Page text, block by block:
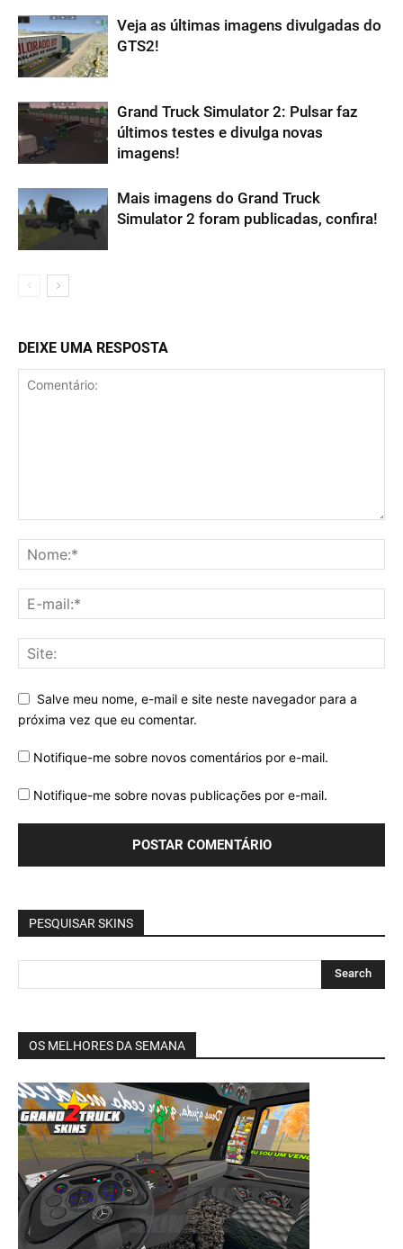
Veja as últimas imagens divulgadas do
GTS2!
Grand Truck Simulator 2: Pulsar faz
últimos testes e divulga novas
imagens!
Mais imagens do Grand Truck
Simulator 2 foram publicadas, confira!
DEIXE UMA RESPOSTA
Salve meu nome, e-mail e site neste navegador para a
próxima vez que eu comentar.
Notifique-me sobre novos comentários por e-mail.
Notifique-me sobre novas publicações por e-mail.
PESQUISAR SKINS
OS MELHORES DA SEMANA